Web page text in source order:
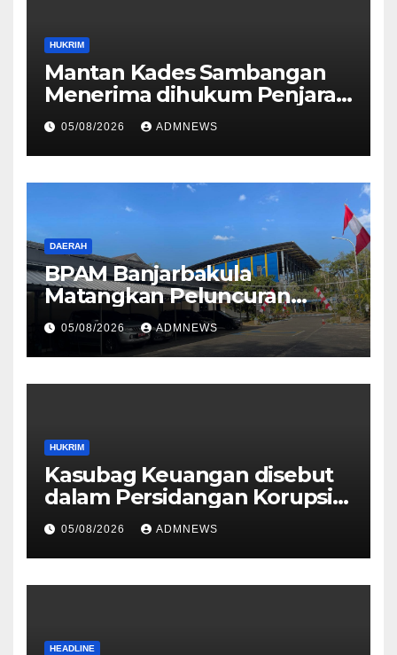
HUKRIM
Mantan Kades Sambangan
Menerima dihukum Penjara 1
tahun 4 Bulan
05/08/2026 ADMNEWS
DAERAH
BPAM Banjarbakula
Matangkan Peluncuran
AMDK Bakula Water
05/08/2026 ADMNEWS
HUKRIM
Kasubag Keuangan disebut
dalam Persidangan Korupsi
Dana BOK
05/08/2026 ADMNEWS
HEADLINE